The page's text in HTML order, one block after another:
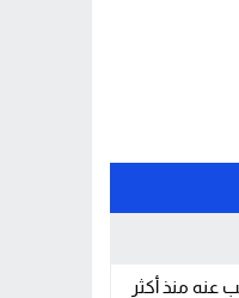
عنه منذ أكثر